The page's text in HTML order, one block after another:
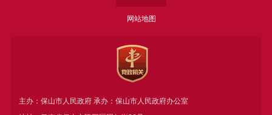
网站地图
主办：保山市人民政府 承办：保山市人民政府办公室